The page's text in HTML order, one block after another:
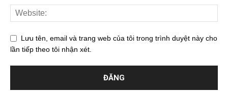
Lưu tên, email và trang web của tôi trong trình duyệt này cho
lần tiếp theo tôi nhận xét.